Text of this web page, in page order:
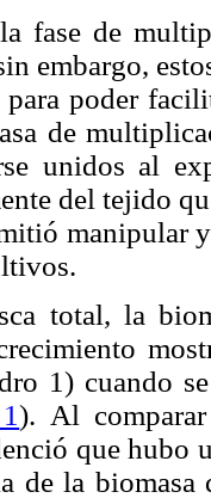
fase de
embargo,
poder
de
unidos al
del tejido
manipular
total, la
1) cuando
). Al
que hubo
de la biomasa